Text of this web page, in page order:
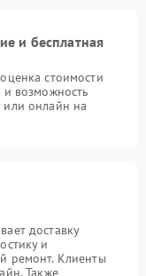
и бесплатная
стоимости
и возможность
или онлайн на
доставку
и
ремонт. Клиенты
Также